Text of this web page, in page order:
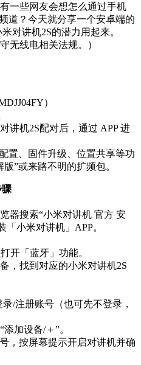
一些网友会想怎么通过手机
道？今天就分享一个安卓端的
对讲机2S的潜力用起来。
无线电相关法规。）
）
讲机2S配对后，通过 APP 进
置、固件升级、位置共享等功
”或来路不明的扩频包。
骤
器搜索“小米对讲机 官方 安
小米对讲机」APP。
开「蓝牙」功能。
，找到对应的小米对讲机2S
/注册账号（也可先不登录，
加设备/＋”。
，按屏幕提示开启对讲机并确